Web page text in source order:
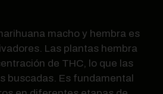
macho y hembra es
Las plantas hembra
de THC, lo que las
buscadas. Es fundamental